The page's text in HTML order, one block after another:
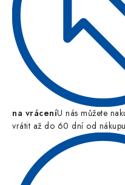
na vráceníU nás můžete
vrátit až do 60 dní od nákupu